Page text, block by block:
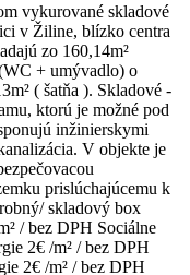
vykurované skladové
v Žiline, blízko centra
zo 160,14m²
+ umývadlo) o
( šatňa ). Skladové -
ktorú je možné pod
inžinierskymi
V objekte je
prislúchajúcemu k
skladový box
/ bez DPH Sociálne
2€ /m² / bez DPH
2€ /m² / bez DPH